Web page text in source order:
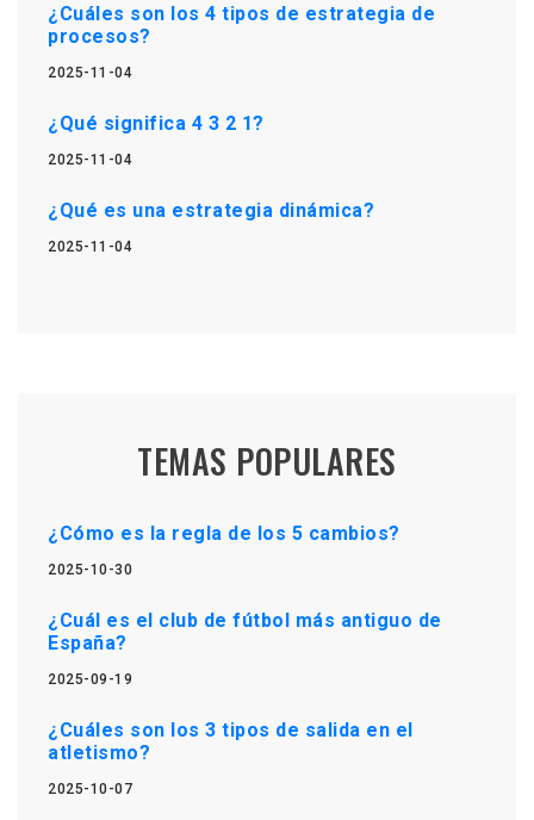
¿Cuáles son los 4 tipos de estrategia de
procesos?
2025-11-04
¿Qué significa 4 3 2 1?
2025-11-04
¿Qué es una estrategia dinámica?
2025-11-04
TEMAS POPULARES
¿Cómo es la regla de los 5 cambios?
2025-10-30
¿Cuál es el club de fútbol más antiguo de
España?
2025-09-19
¿Cuáles son los 3 tipos de salida en el
atletismo?
2025-10-07